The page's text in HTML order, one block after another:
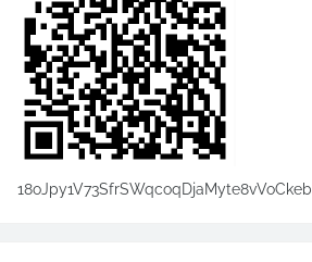
18oJpy1V73SfrSWqcoqDjaMyte8vVoCkeb